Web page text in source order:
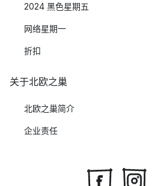
2024 黑色星期五
网络星期一
折扣
关于北欧之巢
北欧之巢简介
企业责任